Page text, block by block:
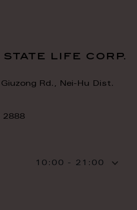
state life corp.
Rd., Nei-Hu Dist.
2888
10:00 - 21:00